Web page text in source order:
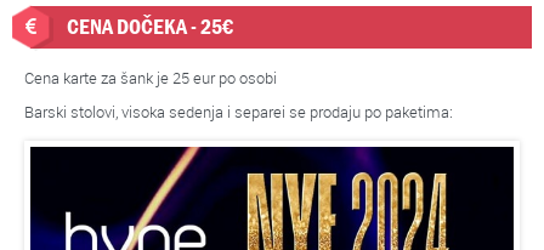
CENA DOČEKA - 25€
Cena karte za šank je 25 eur po osobi
Barski stolovi, visoka sedenja i separei se prodaju po paketima: